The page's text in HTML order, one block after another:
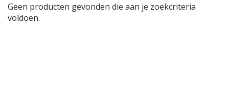
Geen producten gevonden die aan je zoekcriteria
voldoen.